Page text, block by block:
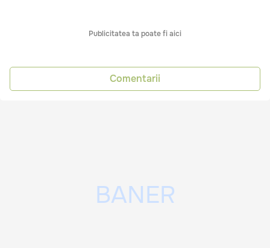
Publicitatea ta poate fi aici
Comentarii